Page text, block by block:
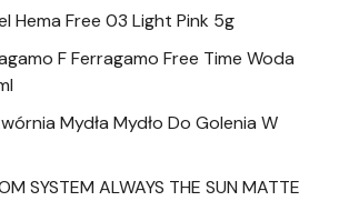
Hema Free 03 Light Pink 5g
F Ferragamo Free Time Woda
Mydła Mydło Do Golenia W
SYSTEM ALWAYS THE SUN MATTE